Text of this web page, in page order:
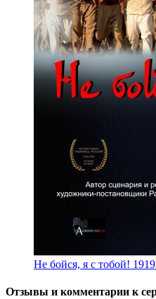
Не бойся, я с тобой!
Отзывы и комментарии к